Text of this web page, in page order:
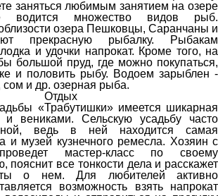
заняться любимым занятием на озере
водится множество видов рыб.
озера Пешковцы, Саранчаны и
прекрасную рыбалку. Рыбакам
и удочки напрокат. Кроме того, на
большой пруд, где можно покупаться,
и половить рыбу. Водоем зарыблен -
сом и др. озерная рыба.
Отдых
«Трабутишки» имеется шикарная
вениками. Сельскую усадьбу часто
ведь в ней находится самая
и музей кузнечного ремесла. Хозяин с
мастер-класс по своему
пояснит все тонкости дела и расскажет
о нем. Для любителей активно
возможность взять напрокат